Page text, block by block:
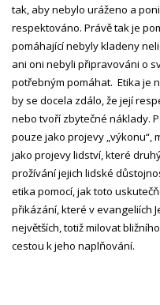
tak, aby nebylo uráženo a
respektováno. Právě tak je
pomáhající nebyly kladeny
ani oni nebyli připravováni o
potřebným pomáhat. Etika je
by se docela zdálo, že její
nebo tvoří zbytečné náklady.
pouze jako projevy „výkonu“,
jako projevy lidství, které
prožívání jejich lidské
etika pomocí, jak toto
přikázání, které v evangeliích
největších, totiž milovat
cestou k jeho naplňování.